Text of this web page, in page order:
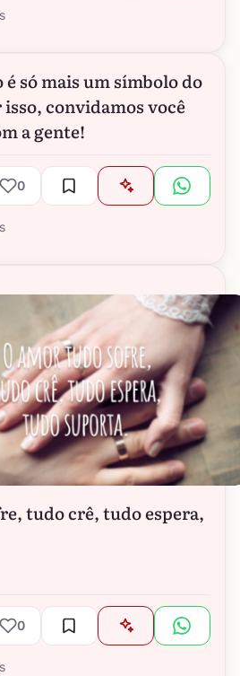
é só mais um símbolo do
convidamos você
a gente!
0
tudo crê, tudo espera,
0